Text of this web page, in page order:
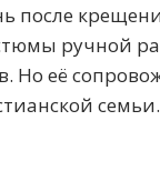
после
ручной
Но её
семьи.